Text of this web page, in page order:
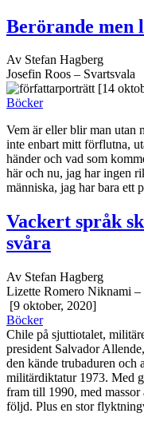
Berörande men
Av Stefan Hagberg
Josefin Roos – Svartsvala
[14
Böcker
Vem är eller blir man utan
inte enbart mitt förflutna,
händer och vad som
här och nu, jag har ingen
människa, jag har bara ett
Vackert språk
svåra
Av Stefan Hagberg
Lizette Romero Niknami –
[9 oktober, 2020]
Böcker
Chile på sjuttiotalet,
president Salvador
den kände trubaduren
militärdiktatur 1973. Med
fram till 1990, med massor
följd. Plus en stor